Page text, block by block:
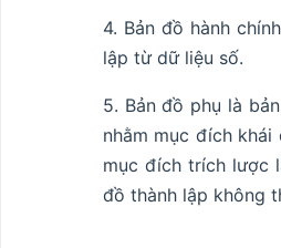
4. Bản đồ hành
lập từ dữ liệu số.
5. Bản đồ phụ là
nhằm mục đích
mục đích trích lược
đồ thành lập không